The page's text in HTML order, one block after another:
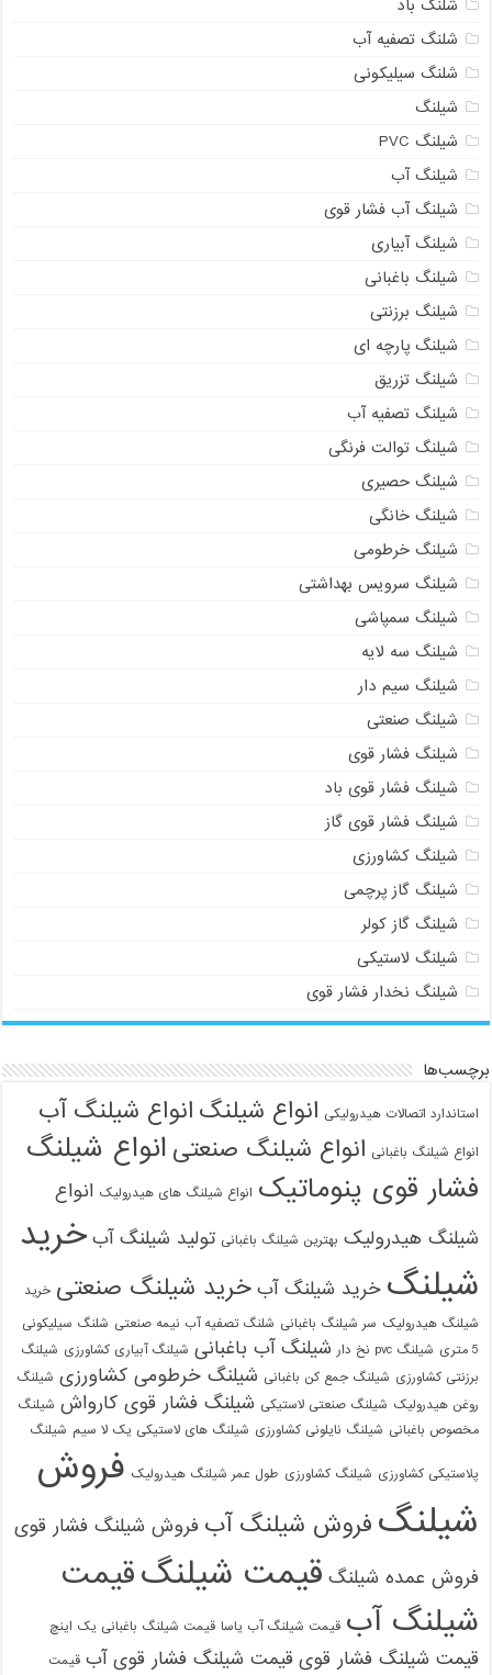
شلنگ باد
شلنگ تصفیه آب
شلنگ سیلیکونی
شیلنگ
شیلنگ PVC
شیلنگ آب
شیلنگ آب فشار قوی
شیلنگ آبیاری
شیلنگ باغبانی
شیلنگ برزنتی
شیلنگ پارچه ای
شیلنگ تزریق
شیلنگ تصفیه آب
شیلنگ توالت فرنگی
شیلنگ حصیری
شیلنگ خانگی
شیلنگ خرطومی
شیلنگ سرویس بهداشتی
شیلنگ سمپاشی
شیلنگ سه لایه
شیلنگ سیم دار
شیلنگ صنعتی
شیلنگ فشار قوی
شیلنگ فشار قوی باد
شیلنگ فشار قوی گاز
شیلنگ کشاورزی
شیلنگ گاز پرچمی
شیلنگ گاز کولر
شیلنگ لاستیکی
شیلنگ نخدار فشار قوی
برچسب‌ها
استاندارد اتصالات هیدرولیکی انواع شیلنگ انواع شیلنگ آب
انواع شیلنگ باغبانی انواع شیلنگ صنعتی انواع شیلنگ
فشار قوی پنوماتیک انواع شیلنگ های هیدرولیک انواع
شیلنگ هیدرولیک بهترین شیلنگ باغبانی تولید شیلنگ آب خرید
شیلنگ خرید شیلنگ آب خرید شیلنگ صنعتی خرید
شیلنگ هیدرولیک سر شیلنگ باغبانی شلنگ تصفیه آب نیمه صنعتی شلنگ سیلیکونی
5 متری
شیلنگ pvc نخ دار شیلنگ آب باغبانی شیلنگ آبیاری کشاورزی شیلنگ
برزنتی کشاورزی شیلنگ جمع کن باغبانی شیلنگ خرطومی کشاورزی شیلنگ
روغن هیدرولیک شیلنگ صنعتی لاستیکی شیلنگ فشار قوی کارواش شیلنگ
مخصوص باغبانی شیلنگ نایلونی کشاورزی شیلنگ های لاستیکی یک لا سیم شیلنگ
پلاستیکی کشاورزی شیلنگ کشاورزی طول عمر شیلنگ هیدرولیک فروش
شیلنگ فروش شیلنگ آب فروش شیلنگ فشار قوی
فروش عمده شیلنگ قیمت شیلنگقیمت
شیلنگ آب قیمت شیلنگ آب یاسا قیمت شیلنگ باغبانی یک اینچ
قیمت شیلنگ فشار قوی قیمت شیلنگ فشار قوی آب قیمت